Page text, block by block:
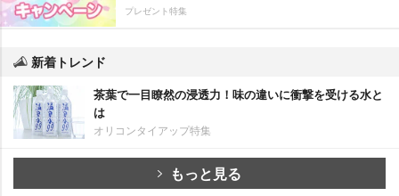
プレゼント特集
新着トレンド
茶葉で一目瞭然の浸透力！味の違いに衝撃を受ける水と
は
オリコンタイアップ特集
もっと見る